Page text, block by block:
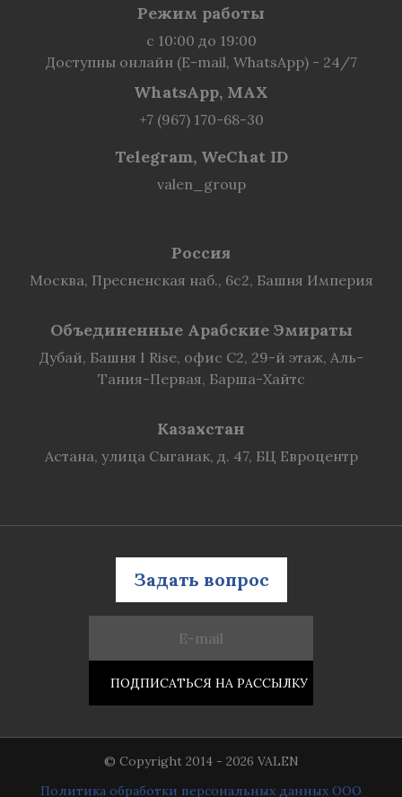
Режим работы
с 10:00 до 19:00
Доступны онлайн (E-mail, WhatsApp) - 24/7
WhatsApp, MAX
+7 (967) 170-68-30
Telegram, WeChat ID
valen_group
Россия
Москва, Пресненская наб., 6с2, Башня Империя
Объединенные Арабские Эмираты
Дубай, Башня I Rise, офис C2, 29-й этаж, Аль-
Тания-Первая, Барша-Хайтс
Казахстан
Астана, улица Сыганак, д. 47, БЦ Евроцентр
Задать вопрос
© Copyright 2014 - 2026 VALEN
Политика обработки персональных данных ООО